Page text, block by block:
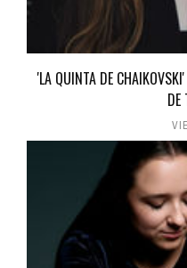
'LA QUINTA DE
DE